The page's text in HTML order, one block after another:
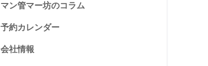
マン管マー坊のコラム
予約カレンダー
会社情報